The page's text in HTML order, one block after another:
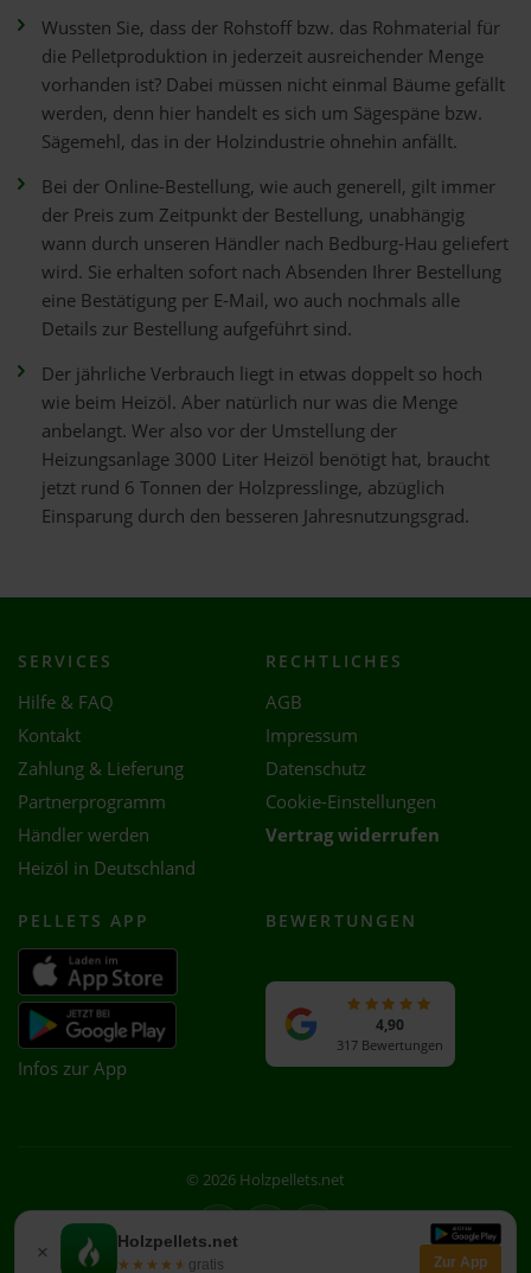
Wussten Sie, dass der Rohstoff bzw. das Rohmaterial für
die Pelletproduktion in jederzeit ausreichender Menge
vorhanden ist? Dabei müssen nicht einmal Bäume gefällt
werden, denn hier handelt es sich um Sägespäne bzw.
Sägemehl, das in der Holzindustrie ohnehin anfällt.
Bei der Online-Bestellung, wie auch generell, gilt immer
der Preis zum Zeitpunkt der Bestellung, unabhängig
wann durch unseren Händler nach Bedburg-Hau geliefert
wird. Sie erhalten sofort nach Absenden Ihrer Bestellung
eine Bestätigung per E-Mail, wo auch nochmals alle
Details zur Bestellung aufgeführt sind.
Der jährliche Verbrauch liegt in etwas doppelt so hoch
wie beim Heizöl. Aber natürlich nur was die Menge
anbelangt. Wer also vor der Umstellung der
Heizungsanlage 3000 Liter Heizöl benötigt hat, braucht
jetzt rund 6 Tonnen der Holzpresslinge, abzüglich
Einsparung durch den besseren Jahresnutzungsgrad.
× Holzpellets.net
★★★★★
★★★★★ gratis Zur App
SERVICES
Hilfe & FAQ
Kontakt
Zahlung & Lieferung
Partnerprogramm
Händler werden
Heizöl in Deutschland
RECHTLICHES
AGB
Impressum
Datenschutz
Cookie-Einstellungen
Vertrag widerrufen
PELLETS APP
Infos zur App
BEWERTUNGEN
4,90
317 Bewertungen
© 2026 Holzpellets.net
Facebook